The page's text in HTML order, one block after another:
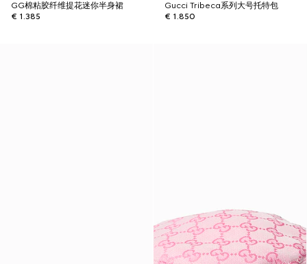
GG棉粘胶纤维提花迷你半身裙
€ 1.385
Gucci Tribeca系列大号托特包
€ 1.850